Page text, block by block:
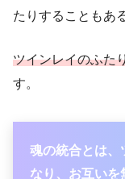
たりすることもあ
ツインレイのふた
す。
魂の統合とは、
なり、お互いを